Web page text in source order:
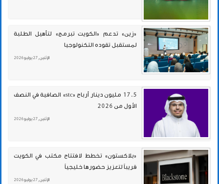
«زين» تدعم «الكويت تبرمج» لتأهيل الطلبة
لمستقبل تقوده التكنولوجيا
الإثنين , 27 يوليو 2026
17.5 مليون دينار أرباح «stc» الصافية في النصف
الأول من 2026
الإثنين , 27 يوليو 2026
«بلاكستون» تخطط لافتتاح مكتب في الكويت
قريباً لتعزيز حضورها خليجياً
الإثنين , 27 يوليو 2026